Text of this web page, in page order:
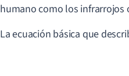
humano como los infrarrojos
La ecuación básica que